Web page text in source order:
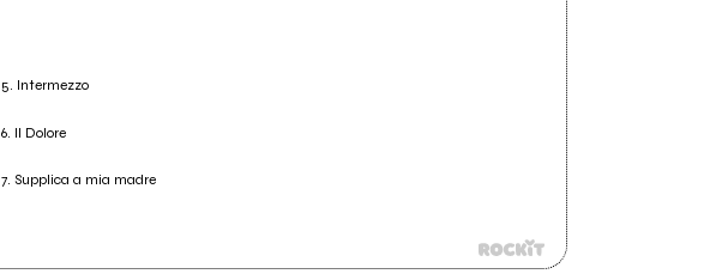
5. Intermezzo
6. Il Dolore
7. Supplica a mia madre